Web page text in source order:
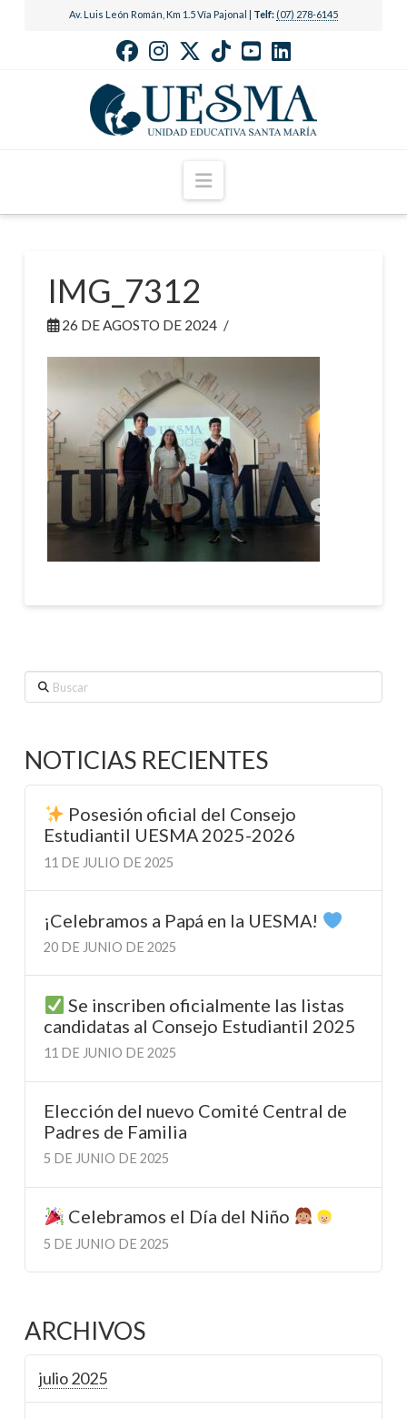
Av. Luis León Román, Km 1.5 Vía Pajonal | Telf: (07) 278-6145
Navigation
IMG_7312
26 DE AGOSTO DE 2024
Buscar
NOTICIAS RECIENTES
Posesión oficial del Consejo
Estudiantil UESMA 2025-2026
11 DE JULIO DE 2025
¡Celebramos a Papá en la UESMA!
20 DE JUNIO DE 2025
Se inscriben oficialmente las listas
candidatas al Consejo Estudiantil 2025
11 DE JUNIO DE 2025
Elección del nuevo Comité Central de
Padres de Familia
5 DE JUNIO DE 2025
Celebramos el Día del Niño
5 DE JUNIO DE 2025
ARCHIVOS
julio 2025